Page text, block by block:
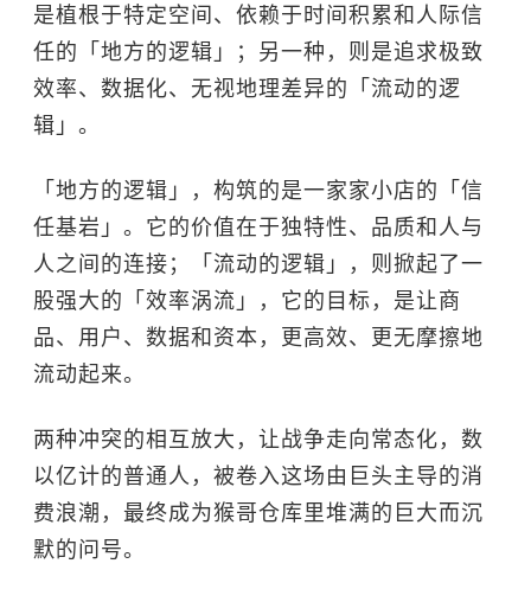
是植根于特定空间、依赖于时间积累和人际信
任的「地方的逻辑」；另一种，则是追求极致
效率、数据化、无视地理差异的「流动的逻
辑」。
「地方的逻辑」，构筑的是一家家小店的「信
任基岩」。它的价值在于独特性、品质和人与
人之间的连接；「流动的逻辑」，则掀起了一
股强大的「效率涡流」，它的目标，是让商
品、用户、数据和资本，更高效、更无摩擦地
流动起来。
两种冲突的相互放大，让战争走向常态化，数
以亿计的普通人，被卷入这场由巨头主导的消
费浪潮，最终成为猴哥仓库里堆满的巨大而沉
默的问号。